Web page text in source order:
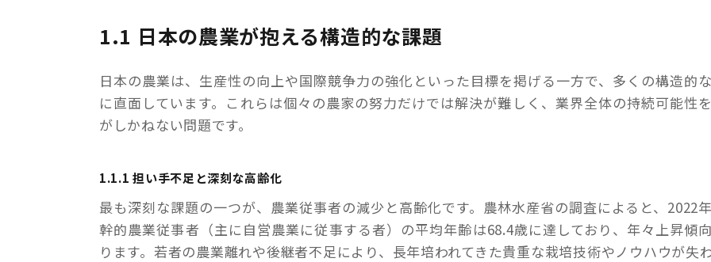
1.1 日本の農業が抱える構造的な課題
日本の農業は、生産性の向上や国際競争力の強化といった目標を掲げる一方で、多くの構造的
に直面しています。これらは個々の農家の努力だけでは解決が難しく、業界全体の持続可能性
がしかねない問題です。
1.1.1 担い手不足と深刻な高齢化
最も深刻な課題の一つが、農業従事者の減少と高齢化です。農林水産省の調査によると、2022
幹的農業従事者（主に自営農業に従事する者）の平均年齢は68.4歳に達しており、年々上昇傾
ります。若者の農業離れや後継者不足により、長年培われてきた貴重な栽培技術やノウハウが失